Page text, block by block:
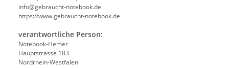
info@gebraucht-notebook.de
https://www.gebraucht-notebook.de
verantwortliche Person:
Notebook-Hemer
Hauptstrasse 183
Nordrhein-Westfalen